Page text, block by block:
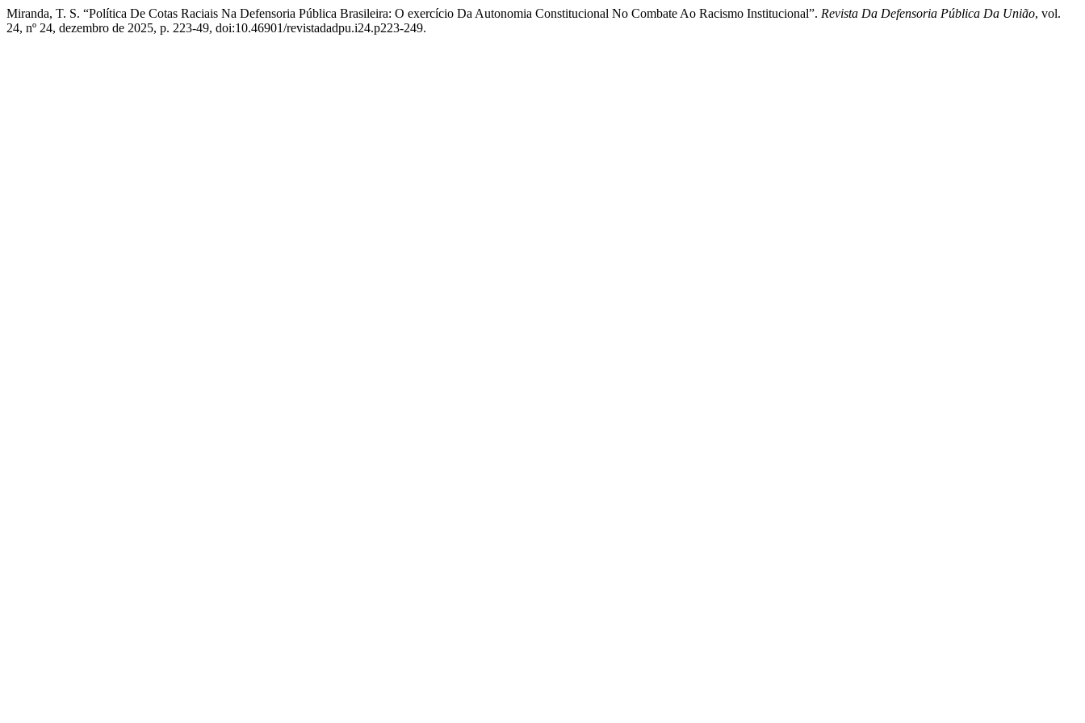
Miranda, T. S. “Política De Cotas Raciais Na Defensoria Pública Brasileira: O exercício Da Autonomia Constitucional No Combate Ao Racismo Institucional”. Revista Da Defensoria Pública Da União, vol.
24, nº 24, dezembro de 2025, p. 223-49, doi:10.46901/revistadadpu.i24.p223-249.